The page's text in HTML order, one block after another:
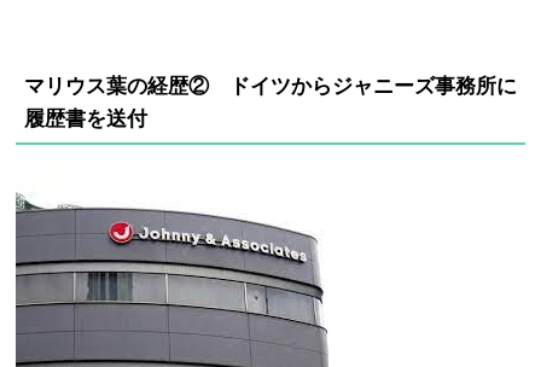
マリウス葉の経歴② ドイツからジャニーズ事務所に
履歴書を送付